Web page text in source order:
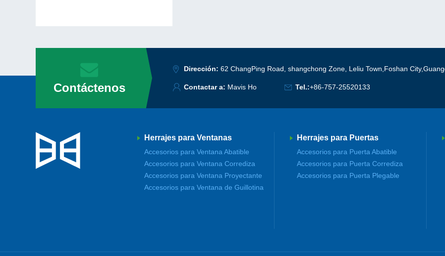
Contáctenos
Dirección:62 ChangPing Road, shangchong Zone, Leliu Town,Foshan
Contactar a: Mavis Ho Tel.:+86-757-25520133
Herrajes para Ventanas
Accesorios para Ventana Abatible
Accesorios para Ventana Corrediza
Accesorios para Ventana Proyectante
Accesorios para Ventana de Guillotina
Herrajes para Puertas
Accesorios para Puerta Abatible
Accesorios para Puerta Corrediza
Accesorios para Puerta Plegable